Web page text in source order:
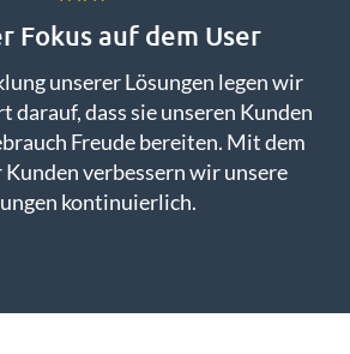
Fokus auf dem User
unserer Lösungen legen wir
darauf, dass sie unseren Kunden
Freude bereiten. Mit dem
verbessern wir unsere
kontinuierlich.